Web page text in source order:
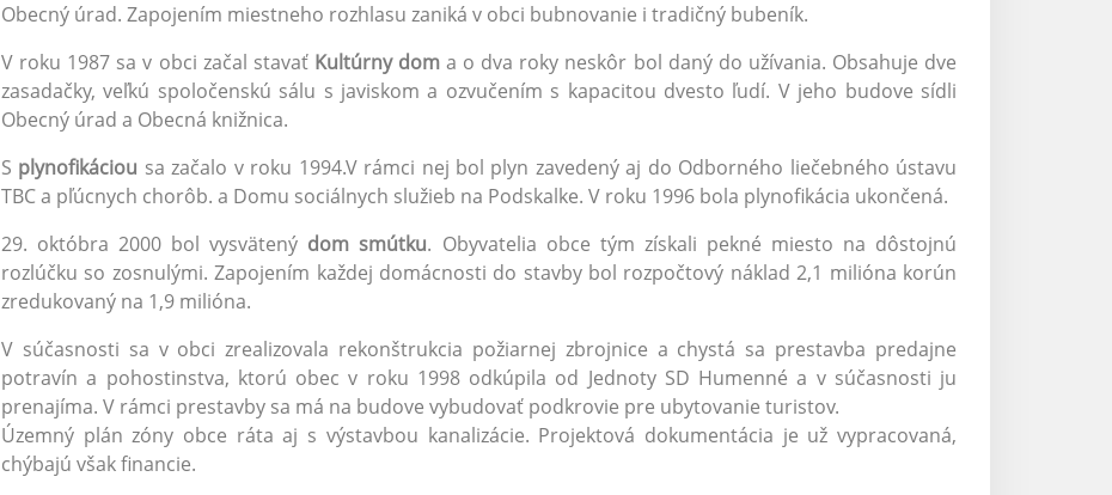
Obecný úrad. Zapojením miestneho rozhlasu zaniká v obci bubnovanie i tradičný bubeník.
V roku 1987 sa v obci začal stavať Kultúrny doma o dva roky neskôr bol daný do užívania. Obsahuje dve
zasadačky, veľkú spoločenskú sálu s javiskom a ozvučením s kapacitou dvesto ľudí. V jeho budove sídli
Obecný úrad a Obecná knižnica.
S plynofikáciou sa začalo v roku 1994.V rámci nej bol plyn zavedený aj do Odborného liečebného ústavu
TBC a pľúcnych chorôb. a Domu sociálnych služieb na Podskalke. V roku 1996 bola plynofikácia ukončená.
29. októbra 2000 bol vysvätený dom smútku. Obyvatelia obce tým získali pekné miesto na dôstojnú
rozlúčku so zosnulými. Zapojením každej domácnosti do stavby bol rozpočtový náklad 2,1 milióna korún
zredukovaný na 1,9 milióna.
V súčasnosti sa v obci zrealizovala rekonštrukcia požiarnej zbrojnice a chystá sa prestavba predajne
potravín a pohostinstva, ktorú obec v roku 1998 odkúpila od Jednoty SD Humenné a v súčasnosti ju
prenajíma. V rámci prestavby sa má na budove vybudovať podkrovie pre ubytovanie turistov.
Územný plán zóny obce ráta aj s výstavbou kanalizácie. Projektová dokumentácia je už vypracovaná,
chýbajú však financie.